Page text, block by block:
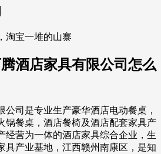
淘宝一堆的山寨
酒店家具有限公司怎么
公司是专业生产豪华酒店电动餐桌，
锅餐桌，酒店餐椅及酒店配套家具产
经营为一体的酒店家具综合企业，生
具产业基地，江西赣州南康区，是知